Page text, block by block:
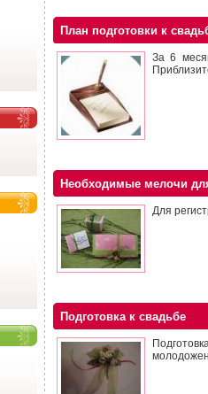
План подготовки к
За 6
Необходимые мелочи
Для
Подготовка к свадьбе